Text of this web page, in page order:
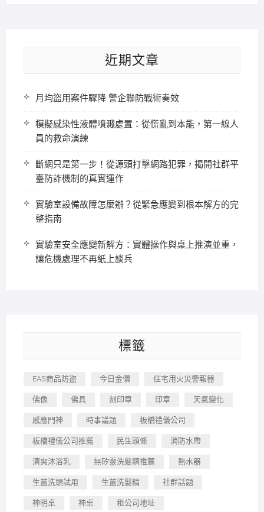
近期文章
月均盜用案件驟降 警企聯防戰術奏效
模擬感染性液體噴濺處置：從慌亂到本能，第一線人
員的救命演練
斷網只是第一步！從源頭打擊網路犯罪，揭開社群平
臺防詐機制的真實運作
實驗室設備故障怎麼辦？從緊急應變到根本解方的完
整指南
實驗室安全應變新解方：實體操作與桌上推演並重，
讓危機處理不再紙上談兵
標籤
EAS商品防盜 今日金價 住宅用火災警報器
佛像 佛具 刻印章 印章 天氣變化
感應門神 時事議題 板橋禮儀公司
板橋禮儀公司推薦 民生頭條 消防水帶
清爽沐浴乳 無矽靈洗髮精推薦 熱水器
生薑洗頭試用 生薑洗髮精 社群話題
神明桌 神桌 租公司地址